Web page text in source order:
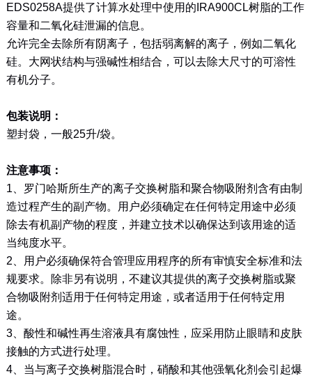
EDS0258A提供了计算水处理中使用的IRA900CL树脂的工作
容量和二氧化硅泄漏的信息。
允许完全去除所有阴离子，包括弱离解的离子，例如二氧化
硅。大网状结构与强碱性相结合，可以去除大尺寸的可溶性
有机分子。
包装说明：
塑封袋，一般25升/袋。
注意事项：
1、罗门哈斯所生产的离子交换树脂和聚合物吸附剂含有由制
造过程产生的副产物。用户必须确定在任何特定用途中必须
除去有机副产物的程度，并建立技术以确保达到该用途的适
当纯度水平。
2、用户必须确保符合管理应用程序的所有审慎安全标准和法
规要求。除非另有说明，不建议其提供的离子交换树脂或聚
合物吸附剂适用于任何特定用途，或者适用于任何特定用
途。
3、酸性和碱性再生溶液具有腐蚀性，应采用防止眼睛和皮肤
接触的方式进行处理。
4、当与离子交换树脂混合时，硝酸和其他强氧化剂会引起爆